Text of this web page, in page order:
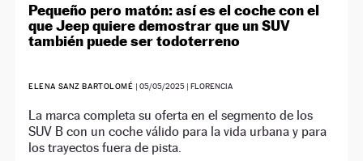
Pequeño pero matón: así es el coche con el
que Jeep quiere demostrar que un SUV
también puede ser todoterreno
ELENA SANZ BARTOLOMÉ | 05/05/2025| FLORENCIA
La marca completa su oferta en el segmento de los
SUV B con un coche válido para la vida urbana y para
los trayectos fuera de pista.